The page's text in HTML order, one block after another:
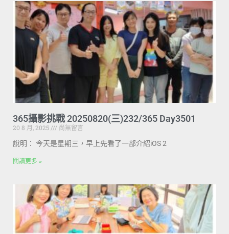
365攝影挑戰 20250820(三)232/365 Day3501
20 8 月, 2025
尚無留言
說明： 今天是星期三，早上先看了一部介紹iOS 2
閱讀更多 »